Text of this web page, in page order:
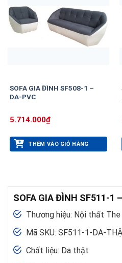
SOFA GIA ĐÌNH SF508-1 –
DA-PVC
5.714.000₫
THÊM VÀO GIỎ HÀNG
SOFA GIA ĐÌNH SF511-1
Thương hiệu: Nội thất The
Mã SKU: SF511-1-DA-
Chất liệu: Da thật